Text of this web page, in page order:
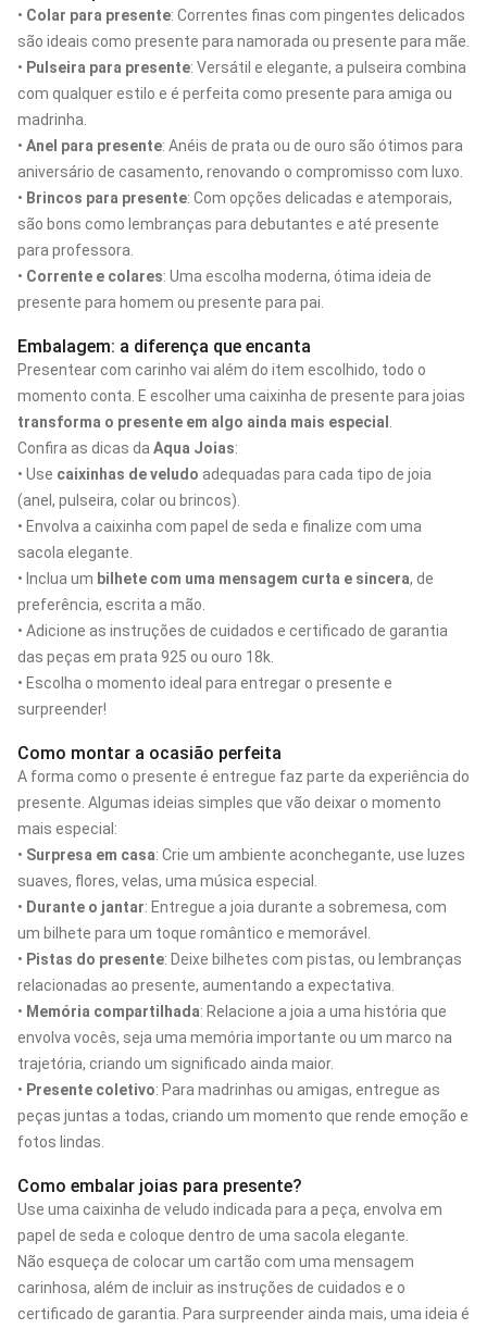
• Colar para presente: Correntes finas com pingentes delicados
são ideais como presente para namorada ou presente para mãe.
• Pulseira para presente: Versátil e elegante, a pulseira combina
com qualquer estilo e é perfeita como presente para amiga ou
madrinha.
• Anel para presente: Anéis de prata ou de ouro são ótimos para
aniversário de casamento, renovando o compromisso com luxo.
• Brincos para presente: Com opções delicadas e atemporais,
são bons como lembranças para debutantes e até presente
para professora.
• Corrente e colares: Uma escolha moderna, ótima ideia de
presente para homem ou presente para pai.
Embalagem: a diferença que encanta
Presentear com carinho vai além do item escolhido, todo o
momento conta. E escolher uma caixinha de presente para joias
transforma o presente em algo ainda mais especial
Confira as dicas da Aqua Joias:
• Use caixinhas de veludo adequadas para cada tipo de joia
(anel, pulseira, colar ou brincos).
• Envolva a caixinha com papel de seda e finalize com uma
sacola elegante.
• Inclua um bilhete com uma mensagem curta e sincera, de
preferência, escrita a mão.
• Adicione as instruções de cuidados e certificado de garantia
das peças em prata 925 ou ouro 18k.
• Escolha o momento ideal para entregar o presente e
surpreender!
Como montar a ocasião perfeita
A forma como o presente é entregue faz parte da experiência do
presente. Algumas ideias simples que vão deixar o momento
mais especial:
• Surpresa em casa: Crie um ambiente aconchegante, use luzes
suaves, flores, velas, uma música especial.
• Durante o jantar: Entregue a joia durante a sobremesa, com
um bilhete para um toque romântico e memorável.
• Pistas do presente: Deixe bilhetes com pistas, ou lembranças
relacionadas ao presente, aumentando a expectativa.
• Memória compartilhada: Relacione a joia a uma história que
envolva vocês, seja uma memória importante ou um marco na
trajetória, criando um significado ainda maior.
• Presente coletivo: Para madrinhas ou amigas, entregue as
peças juntas a todas, criando um momento que rende emoção e
fotos lindas.
Como embalar joias para presente?
Use uma caixinha de veludo indicada para a peça, envolva em
papel de seda e coloque dentro de uma sacola elegante.
Não esqueça de colocar um cartão com uma mensagem
carinhosa, além de incluir as instruções de cuidados e o
certificado de garantia. Para surpreender ainda mais, uma ideia é